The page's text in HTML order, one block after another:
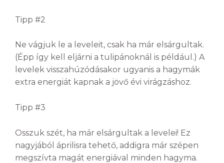
Tipp #2
Ne vágjuk le a leveleit, csak ha már elsárgultak.
(Épp így kell eljárni a tulipánoknál is például.) A
levelek visszahúzódásakor ugyanis a hagymák
extra energiát kapnak a jövő évi virágzáshoz.
Tipp #3
Osszuk szét, ha már elsárgultak a levelei! Ez
nagyjából áprilisra tehető, addigra már szépen
megszívta magát energiával minden hagyma.